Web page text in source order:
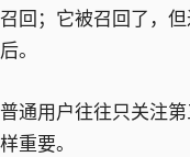
召回；它被召回了，
后。
普通用户往往只关注
样重要。